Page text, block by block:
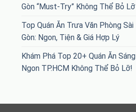
Gòn “Must-Try” Không Thể Bỏ Lỡ
Top Quán Ăn Trưa Văn Phòng Sài
Gòn: Ngon, Tiện & Giá Hợp Lý
Khám Phá Top 20+ Quán Ăn Sáng
Ngon TP.HCM Không Thể Bỏ Lỡ!